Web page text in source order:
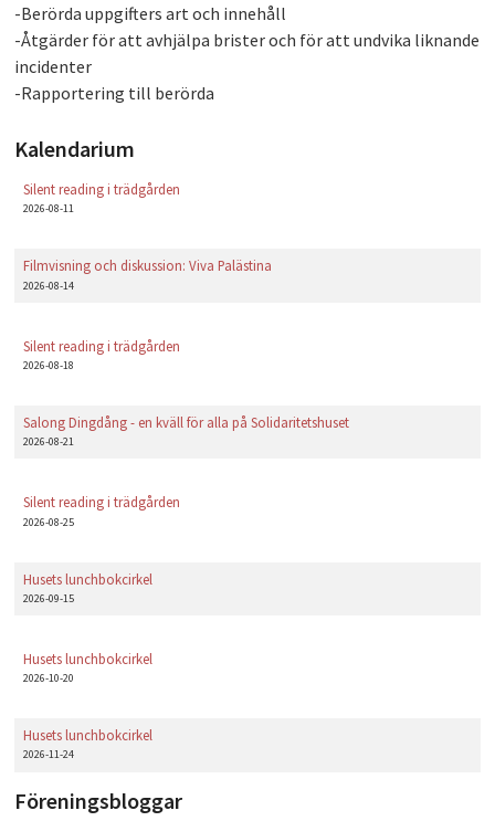
-Berörda uppgifters art och innehåll
-Åtgärder för att avhjälpa brister och för att undvika liknande
incidenter
-Rapportering till berörda
Kalendarium
Silent reading i trädgården
2026-08-11
Filmvisning och diskussion: Viva Palästina
2026-08-14
Silent reading i trädgården
2026-08-18
Salong Dingdång - en kväll för alla på Solidaritetshuset
2026-08-21
Silent reading i trädgården
2026-08-25
Husets lunchbokcirkel
2026-09-15
Husets lunchbokcirkel
2026-10-20
Husets lunchbokcirkel
2026-11-24
Föreningsbloggar